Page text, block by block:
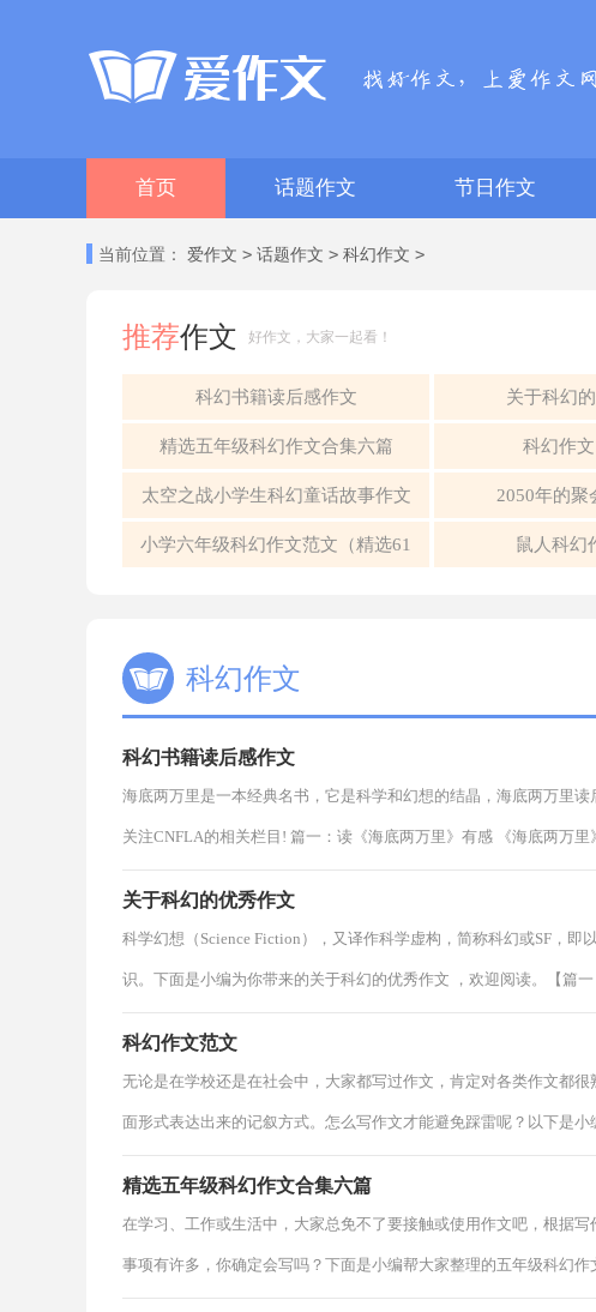
首页 话题作文 节日作文
当前位置： 爱作文 > 话题作文 > 科幻作文 >
推荐作文 好作文，大家一起看！
科幻书籍读后感作文 关于科幻
精选五年级科幻作文合集六篇 科幻作
太空之战小学生科幻童话故事作文 2050年的聚
小学六年级科幻作文范文（精选61 鼠人科幻
科幻作文
科幻书籍读后感作文
海底两万里是一本经典名书，它是科学和幻想的结晶，海底两万里
关注CNFLA的相关栏目! 篇一：读《海底两万里》有感 《海底两万里
关于科幻的优秀作文
科学幻想（Science Fiction），又译作科学虚构，简称科幻或SF，
识。下面是小编为你带来的关于科幻的优秀作文 ，欢迎阅读。【篇一
科幻作文范文
无论是在学校还是在社会中，大家都写过作文，肯定对各类作文都
面形式表达出来的记叙方式。怎么写作文才能避免踩雷呢？以下是小
精选五年级科幻作文合集六篇
在学习、工作或生活中，大家总免不了要接触或使用作文吧，根据
事项有许多，你确定会写吗？下面是小编帮大家整理的五年级科幻